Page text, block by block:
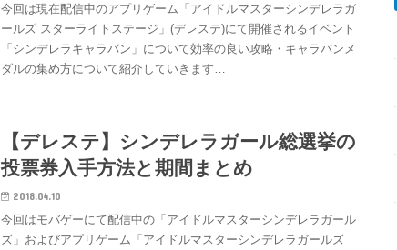
今回は現在配信中のアプリゲーム「アイドルマスターシンデレラガ
ールズ スターライトステージ」(デレステ)にて開催されるイベント
「シンデレラキャラバン」について効率の良い攻略・キャラバンメ
ダルの集め方について紹介していきます…
【デレステ】シンデレラガール総選挙の
投票券入手方法と期間まとめ
2018.04.10
今回はモバゲーにて配信中の「アイドルマスターシンデレラガール
ズ」およびアプリゲーム「アイドルマスターシンデレラガールズ